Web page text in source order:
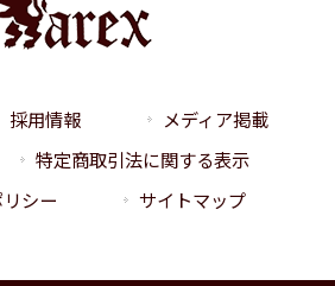
採用情報
メディア掲載
特定商取引法に関する表示
シー
サイトマップ